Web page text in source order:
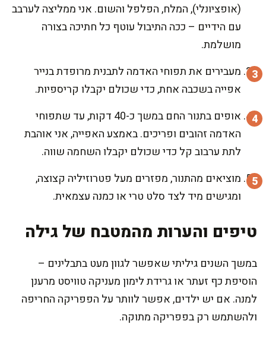
(אופציונלי), המלח, הפלפל והשום. אני ממליצה לערבב
עם הידיים – ככה התיבול עוטף כל חתיכה בצורה
מושלמת.
מעבירים את תפוחי האדמה לתבנית מרופדת בנייר
אפייה בשכבה אחת, כדי שכולם יקבלו קריספיות.
אופים בתנור החם במשך כ-40 דקות, עד שתפוחי
האדמה זהובים ופריכים. באמצע האפייה, אני אוהבת
לתת ערבוב קל כדי שכולם יקבלו השחמה שווה.
מוציאים מהתנור, מפזרים מעל פטרוזיליה קצוצה,
ומגישים מיד לצד סלט טרי או כמנה עצמאית.
טיפים והערות מהמטבח של גילה
במשך השנים גיליתי שאפשר לגוון מעט בתבלינים –
הוסיפת כף זעתר או גרידת לימון מעניקה טוויסט מרענן
למנה. אם יש ילדים, אפשר לוותר על הפפריקה החריפה
ולהשתמש רק בפפריקה מתוקה.